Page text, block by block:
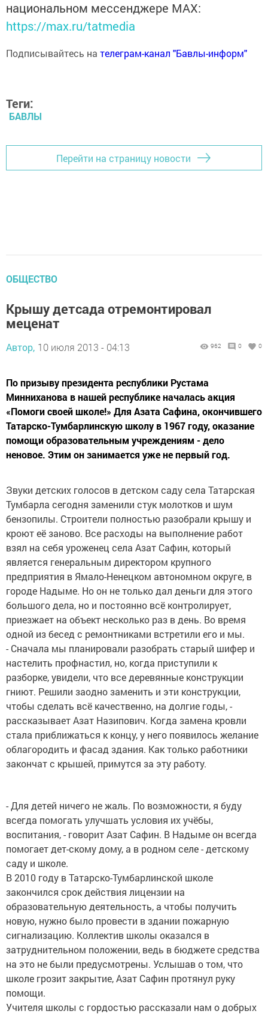
национальном мессенджере MАХ:
https://max.ru/tatmedia
Подписывайтесь на телеграм-канал "Бавлы-информ"
Теги:
БАВЛЫ
Перейти на страницу новости
ОБЩЕСТВО
Крышу детсада отремонтировал
меценат
Автор, 10 июля 2013 - 04:13 962 0 0
По призыву президента республики Рустама
Минниханова в нашей республике началась акция
«Помоги своей школе!» Для Азата Сафина, окончившего
Татарско-Тумбарлинскую школу в 1967 году, оказание
помощи образовательным учреждениям - дело
неновое. Этим он занимается уже не первый год.
Звуки детских голосов в детском саду села Татарская
Тумбарла сегодня заменили стук молотков и шум
бензопилы. Строители полностью разобрали крышу и
кроют её заново. Все расходы на выполнение работ
взял на себя уроженец села Азат Сафин, который
является генеральным директором крупного
предприятия в Ямало-Ненецком автономном округе, в
городе Надыме. Но он не только дал деньги для этого
большого дела, но и постоянно всё контролирует,
приезжает на объект несколько раз в день. Во время
одной из бесед с ремонтниками встретили его и мы.
- Сначала мы планировали разобрать старый шифер и
настелить профнастил, но, когда приступили к
разборке, увидели, что все деревянные конструкции
гниют. Решили заодно заменить и эти конструкции,
чтобы сделать всё качественно, на долгие годы, -
рассказывает Азат Назипович. Когда замена кровли
стала приближаться к концу, у него появилось желание
облагородить и фасад здания. Как только работники
закончат с крышей, примутся за эту работу.
- Для детей ничего не жаль. По возможности, я буду
всегда помогать улучшать условия их учёбы,
воспитания, - говорит Азат Сафин. В Надыме он всегда
помогает дет-скому дому, а в родном селе - детскому
саду и школе.
В 2010 году в Татарско-Тумбарлинской школе
закончился срок действия лицензии на
образовательную деятельность, а чтобы получить
новую, нужно было провести в здании пожарную
сигнализацию. Коллектив школы оказался в
затруднительном положении, ведь в бюджете средства
на это не были предусмотрены. Услышав о том, что
школе грозит закрытие, Азат Сафин протянул руку
помощи.
Учителя школы с гордостью рассказали нам о добрых